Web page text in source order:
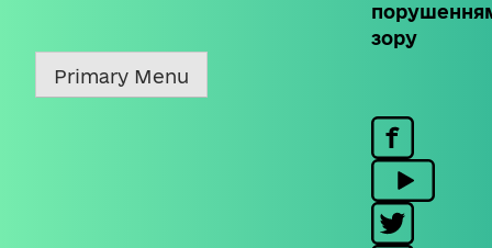
зору
Primary Menu